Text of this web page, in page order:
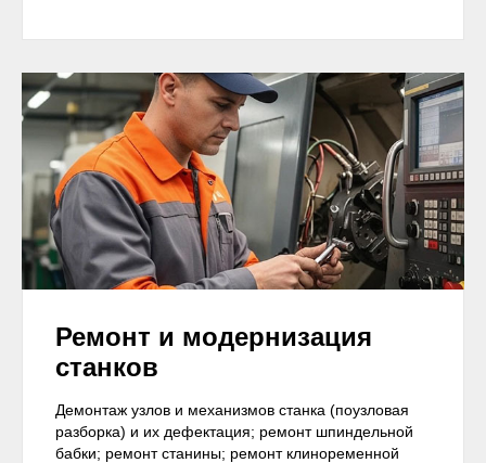
Ремонт и модернизация
станков
Демонтаж узлов и механизмов станка (поузловая
разборка) и их дефектация; ремонт шпиндельной
бабки; ремонт станины; ремонт клиноременной